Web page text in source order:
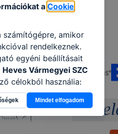
a Cookie
amikor
rendelkeznek.
egyéni beállításait
Heves Vármegyei SZC
célokból használja:
Ön a honlapot -annak
használja leginkább,
élményt, ha
ellenőrizheti és hogyan
Mindet elfogadom